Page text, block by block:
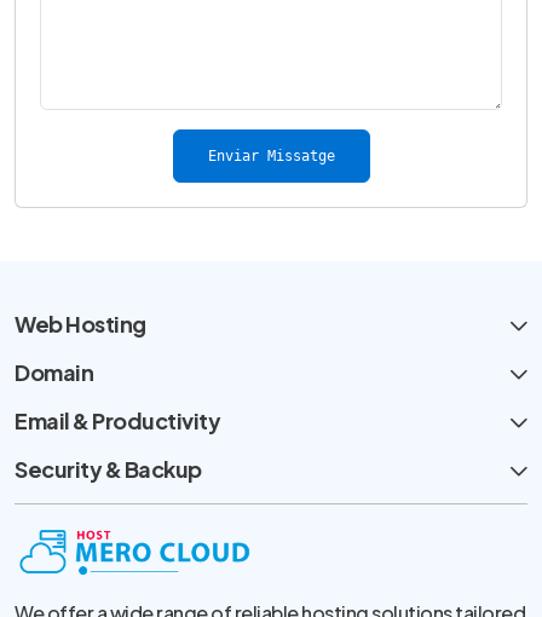
Enviar Missatge
Web Hosting
Domain
Email & Productivity
Security & Backup